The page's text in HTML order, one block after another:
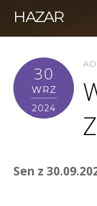
HAZAR
30
WRZ
2024
Sen z